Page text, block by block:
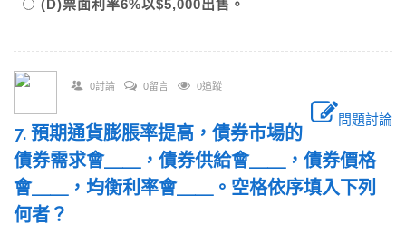
(D)票面利率6%以$5,000出售。
0討論 0留言 0追蹤
問題討論
7. 預期通貨膨脹率提高，債券市場的
債券需求會＿＿，債券供給會＿＿，債券價格
會＿＿，均衡利率會＿＿。空格依序填入下列
何者？